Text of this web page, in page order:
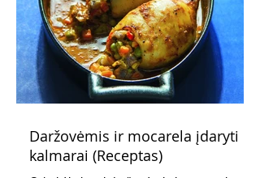
Daržovėmis ir mocarela įdaryti
kalmarai (Receptas)